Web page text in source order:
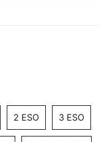
2 ESO 3 ESO